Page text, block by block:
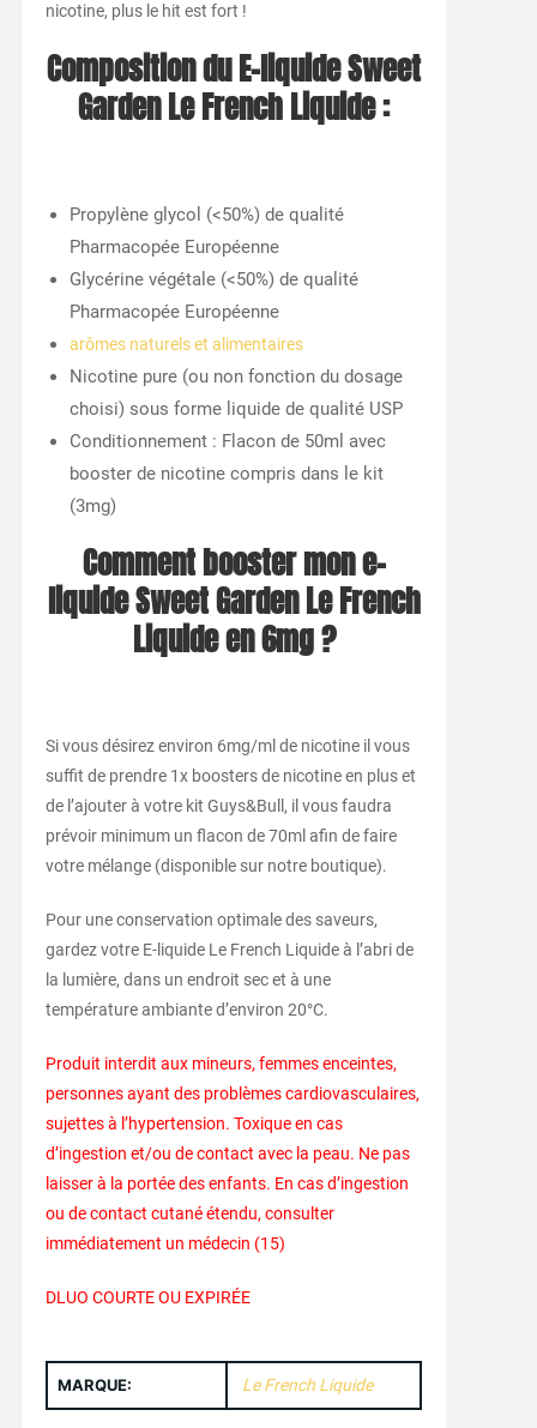
nicotine, plus le hit est fort !
Composition du E-liquide Sweet
Garden Le French Liquide :
Propylène glycol (<50%) de qualité
Pharmacopée Européenne
Glycérine végétale (<50%) de qualité
Pharmacopée Européenne
arômes naturels et alimentaires
Nicotine pure (ou non fonction du dosage
choisi) sous forme liquide de qualité USP
Conditionnement : Flacon de 50ml avec
booster de nicotine compris dans le kit
(3mg)
Comment booster mon e-
liquide Sweet Garden Le French
Liquide en 6mg ?
Si vous désirez environ 6mg/ml de nicotine il vous
suffit de prendre 1x boosters de nicotine en plus et
de l’ajouter à votre kit Guys&Bull, il vous faudra
prévoir minimum un flacon de 70ml afin de faire
votre mélange (disponible sur notre boutique).
Pour une conservation optimale des saveurs,
gardez votre E-liquide Le French Liquide à l’abri de
la lumière, dans un endroit sec et à une
température ambiante d’environ 20°C.
Produit interdit aux mineurs, femmes enceintes,
personnes ayant des problèmes cardiovasculaires,
sujettes à l’hypertension. Toxique en cas
d’ingestion et/ou de contact avec la peau. Ne pas
laisser à la portée des enfants. En cas d’ingestion
ou de contact cutané étendu, consulter
immédiatement un médecin (15)
DLUO COURTE OU EXPIRÉE
MARQUE: Le French Liquide